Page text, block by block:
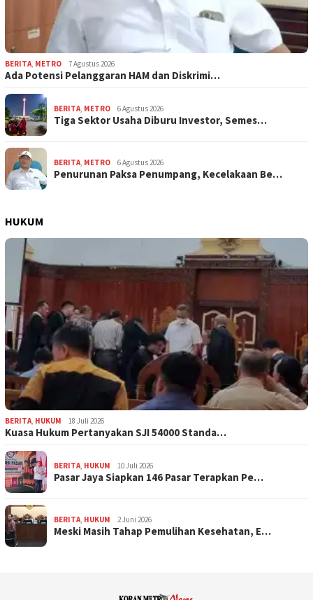
BERITA METRO 7 Agustus 2026
Ada Potensi Pelanggaran HAM dan Diskrimi…
BERITA METRO 6 Agustus 2026
Tiga Sektor Usaha Diburu Investor, Semes…
BERITA METRO 6 Agustus 2026
Penurunan Paksa Penumpang, Kecelakaan Be…
HUKUM
BERITA HUKUM 18 Juli 2026
Kuasa Hukum Pertanyakan SJI 54000 Standa…
BERITA HUKUM 10 Juli 2026
Pasar Jaya Siapkan 146 Pasar Terapkan Pe…
BERITA HUKUM 2 Juni 2026
Meski Masih Tahap Pemulihan Kesehatan, E…